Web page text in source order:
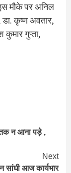
मौके पर अनिल
डा. कृष्ण अवतार,
गुप्ता,
न आना पड़े ,
Next
सांघी आज कार्यभार